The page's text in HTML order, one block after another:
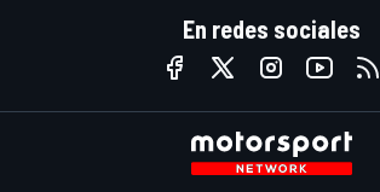
En redes sociales